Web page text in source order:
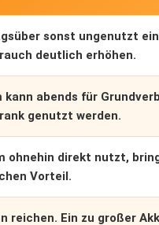
sonst ungenutzt
deutlich erhöhen.
abends für
genutzt werden.
ohnehin direkt nutzt,
Vorteil.
reichen. Ein zu großer